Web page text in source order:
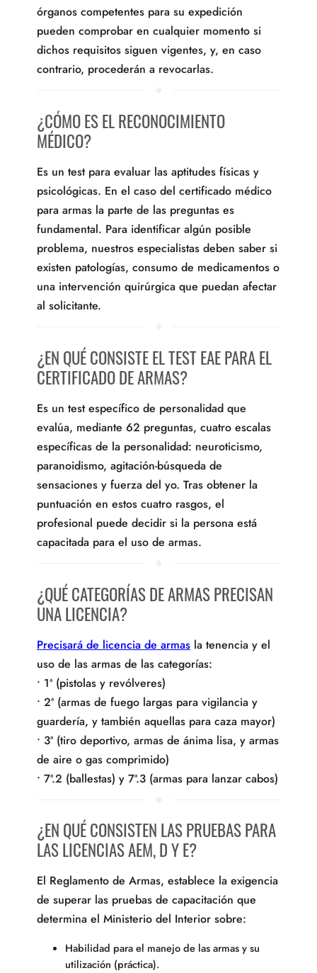
órganos competentes para su expedición
pueden comprobar en cualquier momento si
dichos requisitos siguen vigentes, y, en caso
contrario, procederán a revocarlas.
¿CÓMO ES EL RECONOCIMIENTO
MÉDICO?
Es un test para evaluar las aptitudes físicas y
psicológicas. En el caso del certificado médico
para armas la parte de las preguntas es
fundamental. Para identificar algún posible
problema, nuestros especialistas deben saber si
existen patologías, consumo de medicamentos o
una intervención quirúrgica que puedan afectar
al solicitante.
¿EN QUÉ CONSISTE EL TEST EAE PARA EL
CERTIFICADO DE ARMAS?
Es un test específico de personalidad que
evalúa, mediante 62 preguntas, cuatro escalas
específicas de la personalidad: neuroticismo,
paranoidismo, agitación-búsqueda de
sensaciones y fuerza del yo. Tras obtener la
puntuación en estos cuatro rasgos, el
profesional puede decidir si la persona está
capacitada para el uso de armas.
¿QUÉ CATEGORÍAS DE ARMAS PRECISAN
UNA LICENCIA?
Precisará de licencia de armas la tenencia y el
uso de las armas de las categorías:
• 1ª (pistolas y revólveres)
• 2ª (armas de fuego largas para vigilancia y
guardería, y también aquellas para caza mayor)
• 3ª (tiro deportivo, armas de ánima lisa, y armas
de aire o gas comprimido)
• 7ª.2 (ballestas) y 7ª.3 (armas para lanzar cabos)
¿EN QUÉ CONSISTEN LAS PRUEBAS PARA
LAS LICENCIAS AEM, D Y E?
El Reglamento de Armas, establece la exigencia
de superar las pruebas de capacitación que
determina el Ministerio del Interior sobre:
Habilidad para el manejo de las armas y su
utilización (práctica).